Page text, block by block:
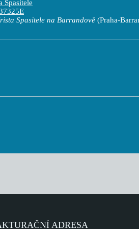
Spasitele
Spasitele na Barrandově (Praha-
ADRESA